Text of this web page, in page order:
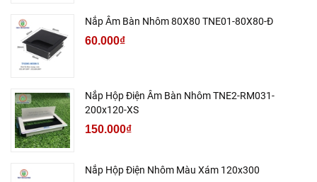
Nắp Âm Bàn Nhôm 80X80 TNE01-80X80-Đ
60.000₫
Nắp Hộp Điện Âm Bàn Nhôm TNE2-RM031-
200x120-XS
150.000₫
Nắp Hộp Điện Nhôm Màu Xám 120x300